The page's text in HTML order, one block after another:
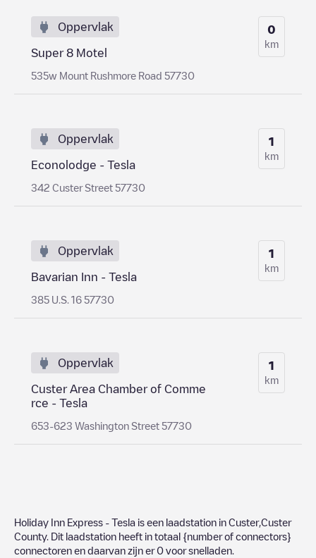
Oppervlak
Super 8 Motel
535w Mount Rushmore Road 57730
0
km
Oppervlak
Econolodge - Tesla
342 Custer Street 57730
1
km
Oppervlak
Bavarian Inn - Tesla
385 U.S. 16 57730
1
km
Oppervlak
Custer Area Chamber of Comme
rce - Tesla
653-623 Washington Street 57730
1
km
Holiday Inn Express - Tesla is een laadstation in Custer,Custer
County. Dit laadstation heeft in totaal {number of connectors}
connectoren en daarvan zijn er 0 voor snelladen.